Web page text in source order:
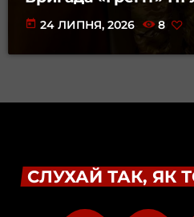
today 24 ЛИПНЯ, 2026 8
СЛУХАЙ ТАК, ЯК